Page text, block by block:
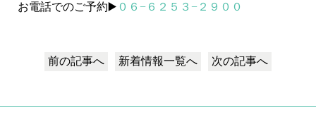
お電話でのご予約▶️ ０６−６２５３−２９００
前の記事へ 新着情報一覧へ 次の記事へ